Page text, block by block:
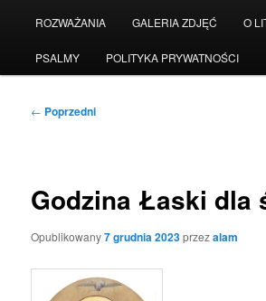
ROZWAŻANIA GALERIA ZDJĘĆ O
PSALMY POLITYKA PRYWATNOŚCI
Nawigacja
← Poprzedni
Godzina Łaski dla
Opublikowany7 grudnia 2023przezalam